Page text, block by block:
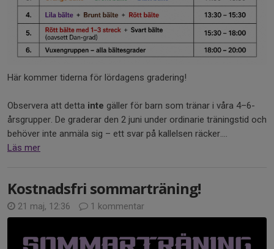
Här kommer tiderna för lördagens gradering!
Observera att detta inte gäller för barn som tränar i våra 4–6-
årsgrupper. De graderar den 2 juni under ordinarie träningstid och
behöver inte anmäla sig – ett svar på kallelsen räcker....
Läs mer
Kostnadsfri sommarträning!
21 maj, 12:36 1 kommentar